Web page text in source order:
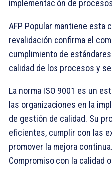
implementación de
AFP Popular mantiene esta
revalidación confirma el
cumplimiento de
calidad de los procesos y
La norma ISO 9001 es un
las organizaciones en la
de gestión de calidad. Su
eficientes, cumplir con las
promover la mejora continua.
Compromiso con la calidad